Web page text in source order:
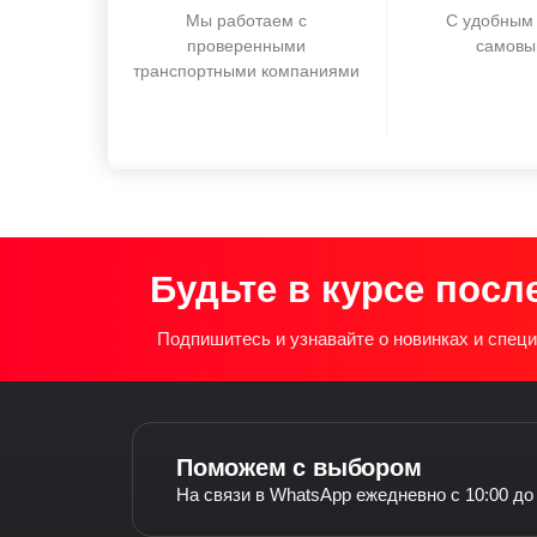
Мы работаем с
проверенными
транспортными компаниями
С удобным
Будьте в курсе
Подпишитесь и узнавайте о новинках и
Поможем с выбором
На связи в WhatsApp ежедневно с 10:00 до